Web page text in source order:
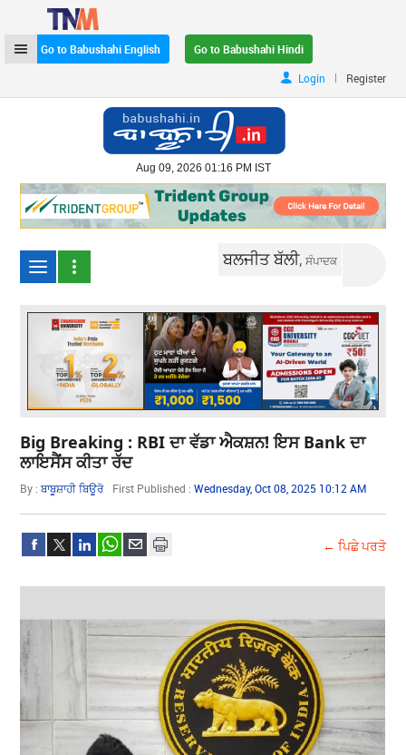
Go to Babushahi English
Go to Babushahi Hindi
Login
| Register
Aug 09, 2026 01:16 PM IST
ਬਲਜੀਤ ਬੱਲੀ,ਸੰਪਾਦਕ
Big Breaking : RBI ਦਾ ਵੱਡਾ ਐਕਸ਼ਨ! ਇਸ Bank ਦਾ
ਲਾਇਸੈਂਸ ਕੀਤਾ ਰੱਦ
By :ਬਾਬੂਸ਼ਾਹੀ ਬਿਊਰੋ First Published :Wednesday, Oct 08, 2025 10:12 AM
← ਪਿਛੇ ਪਰਤੋ